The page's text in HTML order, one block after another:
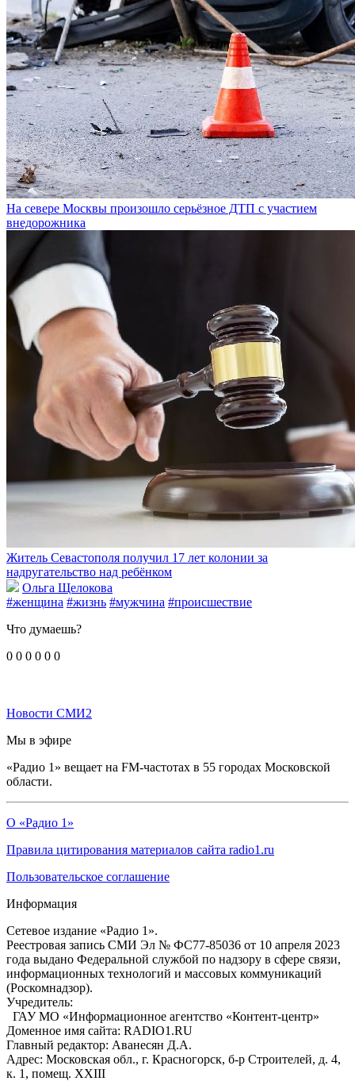
На севере Москвы произошло серьёзное ДТП с участием
внедорожника
Житель Севастополя получил 17 лет колонии за
надругательство над ребёнком
Ольга Щелокова
#женщина #жизнь #мужчина #происшествие
Что думаешь?
0 0 0 0 0 0
Новости СМИ2
Мы в эфире
«Радио 1» вещает на FM-частотах в 55 городах Московской
области.
О «Радио 1»
Правила цитирования материалов сайта radio1.ru
Пользовательское соглашение
Информация
Сетевое издание «Радио 1».
Реестровая запись СМИ Эл № ФС77-85036 от 10 апреля 2023
года выдано Федеральной службой по надзору в сфере связи,
информационных технологий и массовых коммуникаций
(Роскомнадзор).
Учредитель:
ГАУ МО «Информационное агентство «Контент-центр»
Доменное имя сайта: RADIO1.RU
Главный редактор: Аванесян Д.А.
Адрес: Московская обл., г. Красногорск, б-р Строителей, д. 4,
к. 1, помещ. XXIII